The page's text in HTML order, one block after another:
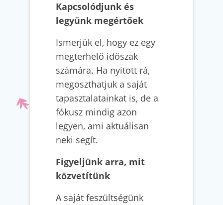
Kapcsolódjunk és
legyünk megértőek
Ismerjük el, hogy ez egy
megterhelő időszak
számára. Ha nyitott rá,
megoszthatjuk a saját
tapasztalatainkat is, de a
fókusz mindig azon
legyen, ami aktuálisan
neki segít.
Figyeljünk arra, mit
közvetítünk
A saját feszültségünk